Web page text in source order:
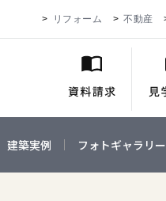
リフォーム 不動産
建築実例 フォトギャラリー